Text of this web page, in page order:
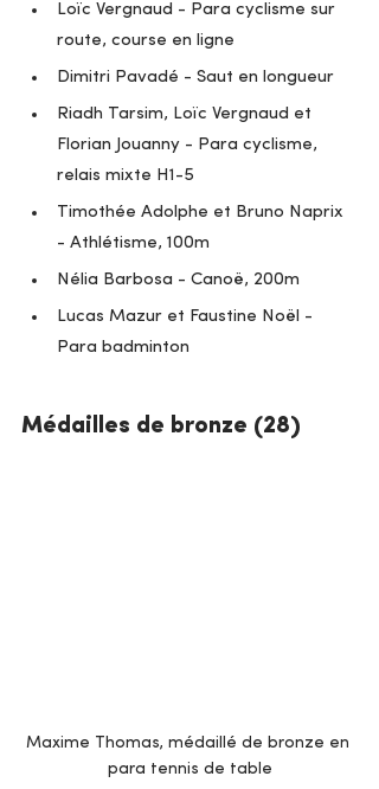
Loïc Vergnaud - Para cyclisme sur
route, course en ligne
Dimitri Pavadé - Saut en longueur
Riadh Tarsim, Loïc Vergnaud et
Florian Jouanny - Para cyclisme,
relais mixte H1-5
Timothée Adolphe et Bruno Naprix
- Athlétisme, 100m
Nélia Barbosa - Canoë, 200m
Lucas Mazur et Faustine Noël -
Para badminton
Médailles de bronze (28)
Maxime Thomas, médaillé de bronze en
para tennis de table